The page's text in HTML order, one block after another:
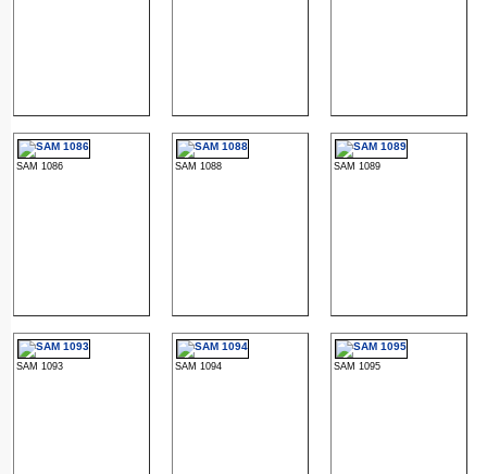
SAM 1086 SAM 1088 SAM 1089
SAM 1093 SAM 1094 SAM 1095